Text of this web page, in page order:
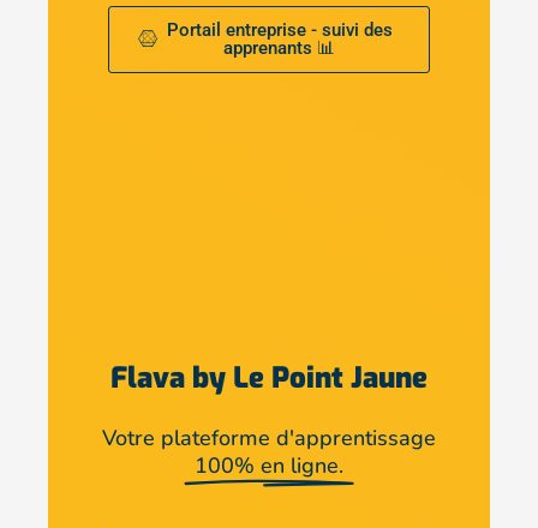
Portail entreprise - suivi des
apprenants 📊
Flava by Le Point Jaune
Votre plateforme d'apprentissage
100% en ligne.